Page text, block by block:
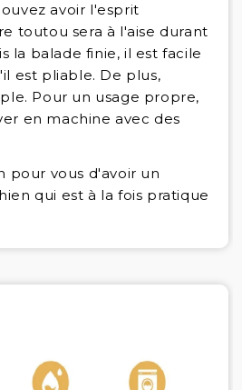
avoir l'esprit
toutou sera à l'aise durant
la balade finie, il est facile
est pliable. De plus,
Pour un usage propre,
en machine avec des
pour vous d'avoir un
qui est à la fois pratique